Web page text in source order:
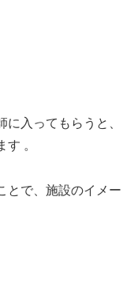
入ってもらうと、
。
とで、施設のイメー